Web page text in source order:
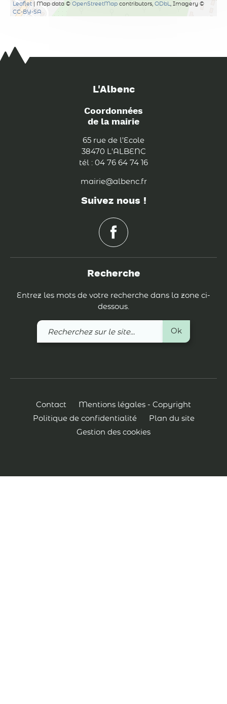
Leaflet | Map data © OpenStreetMap contributors, ODbL
, Imagery ©
CC-BY-SA
L'Albenc
Coordonnées
de la mairie
65 rue de l'Ecole
38470 L'ALBENC
tél : 04 76 64 74 16
mairie@albenc.fr
Suivez nous !
Recherche
Entrez les mots de votre recherche dans la zone ci-
dessous.
Recherchez
sur
Ok
Contact
Mentions légales - Copyright
Politique de confidentialité
Plan du site
Gestion des cookies